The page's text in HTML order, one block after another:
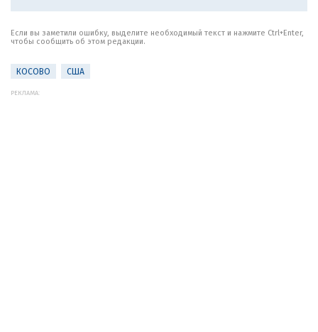
Если вы заметили ошибку, выделите необходимый текст и нажмите Ctrl+Enter,
чтобы сообщить об этом редакции.
КОСОВО США
РЕКЛАМА: